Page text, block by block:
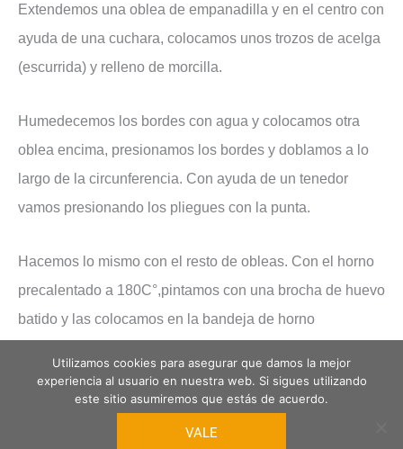
Extendemos una oblea de empanadilla y en el centro con
ayuda de una cuchara, colocamos unos trozos de acelga
(escurrida) y relleno de morcilla.
Humedecemos los bordes con agua y colocamos otra
oblea encima, presionamos los bordes y doblamos a lo
largo de la circunferencia. Con ayuda de un tenedor
vamos presionando los pliegues con la punta.
Hacemos lo mismo con el resto de obleas. Con el horno
precalentado a 180C°,pintamos con una brocha de huevo
batido y las colocamos en la bandeja de horno
estén doradas y crujientes.
Utilizamos cookies para asegurar que damos la mejor
experiencia al usuario en nuestra web. Si sigues utilizando
este sitio asumiremos que estás de acuerdo.
VALE